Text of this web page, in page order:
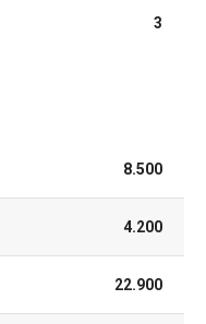
3
8.500
4.200
22.900